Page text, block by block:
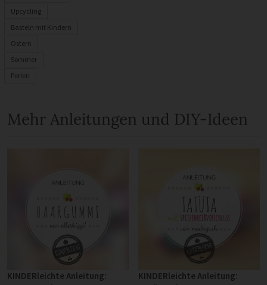
Upcycling
Basteln mit Kindern
Ostern
Sommer
Perlen
Mehr Anleitungen und DIY-Ideen
KINDERleichte Anleitung:
KINDERleichte Anleitung: